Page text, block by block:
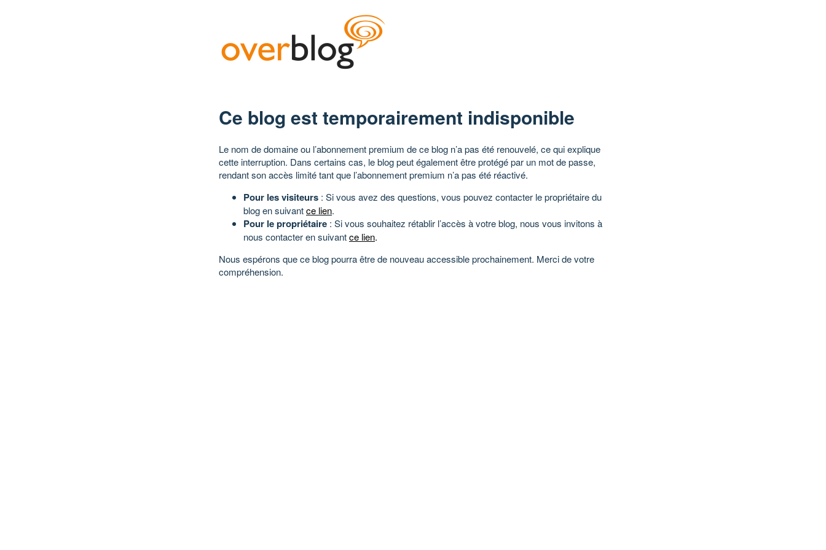
Ce blog est temporairement indisponible
Le nom de domaine ou l’abonnement premium de ce blog n’a pas été renouvelé, ce qui explique
cette interruption. Dans certains cas, le blog peut également être protégé par un mot de passe,
rendant son accès limité tant que l’abonnement premium n’a pas été réactivé.
Pour les visiteurs : Si vous avez des questions, vous pouvez contacter le propriétaire du
blog en suivantce lien.
Pour le propriétaire : Si vous souhaitez rétablir l’accès à votre blog, nous vous invitons à
nous contacter en suivantce lien.
Nous espérons que ce blog pourra être de nouveau accessible prochainement. Merci de votre
compréhension.